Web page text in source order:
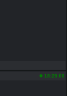
18:25:00